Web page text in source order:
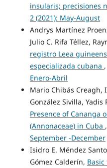
insularis; precisiones
2 (2021): May-August
Andrys Martínez
Julio C. Rifa Téllez,
registro Leea
especializada cubana ,
Enero-Abril
Mario Chibás Creagh,
González Sivilla, Yadis
Presence of Cananga
(Annonaceae) in Cuba ,
September -December
Isidro E. Méndez
Gómez Calderín,